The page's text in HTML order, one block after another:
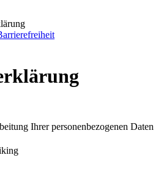
Ihrer personenbezogenen Daten